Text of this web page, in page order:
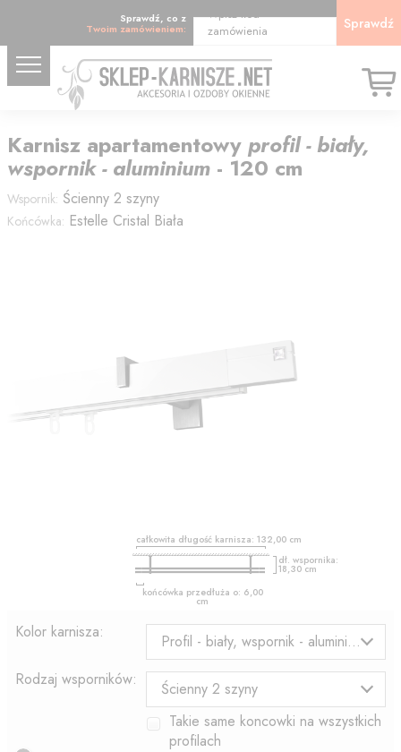
Sprawdź, co z
Twoim zamówieniem:
Wpisz kod
zamówienia
Sprawdź
Karnisz apartamentowy profil - biały,
wspornik - aluminium - 120 cm
Wspornik: Ścienny 2 szyny
Końcówka: Estelle Cristal Biała
całkowita długość karnisza: 132,00cm
dł. wspornika:
18,30cm
końcówka przedłuża o: 6,00
cm
Kolor karnisza:
Profil - biały, wspornik - aluminium
Rodzaj wsporników:
Ścienny 2 szyny
Takie same koncowki na wszystkich
profilach